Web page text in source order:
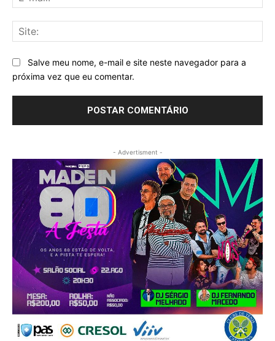
Salve meu nome, e-mail e site neste navegador para a
próxima vez que eu comentar.
- Advertisment -